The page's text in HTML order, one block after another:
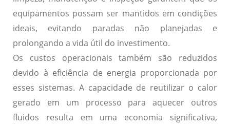
equipamentos possam ser mantidos em condições
ideais, evitando paradas não planejadas e
prolongando a vida útil do investimento.
Os custos operacionais também são reduzidos
devido à eficiência de energia proporcionada por
esses sistemas. A capacidade de reutilizar o calor
gerado em um processo para aquecer outros
fluidos resulta em uma economia significativa,